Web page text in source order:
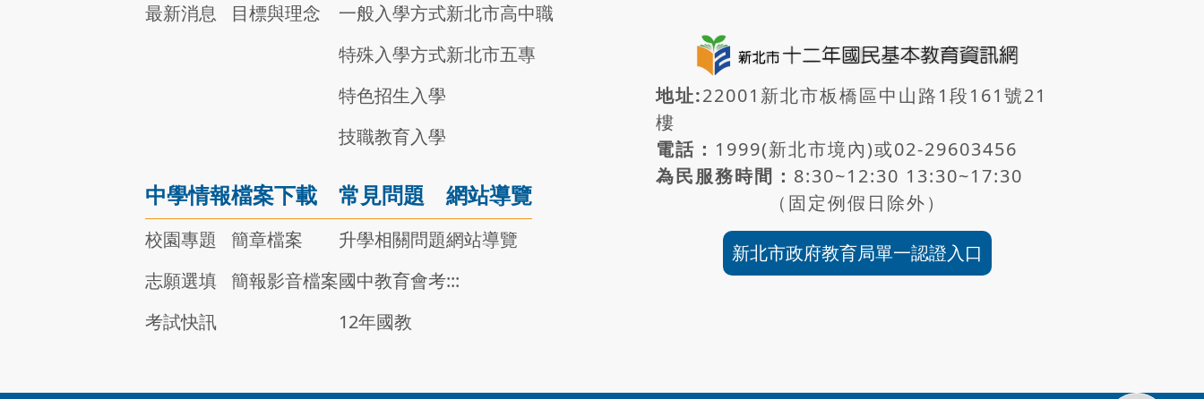
最新消息 目標與理念
一般入學方式
特殊入學方式
特色招生入學
技職教育入學
新北市高中職
新北市五專
中學情報
校園專題
志願選填
考試快訊
檔案下載
簡章檔案
簡報影音檔案
常見問題
升學相關問題
國中教育會考
12年國教
網站導覽
網站導覽
:::
地址:22001新北市板橋區中山路1段161號21
樓
電話： 1999(新北市境內)或02-29603456
為民服務時間： 8:30~12:30 13:30~17:30
（固定例假日除外）
新北市政府教育局單一認證入口